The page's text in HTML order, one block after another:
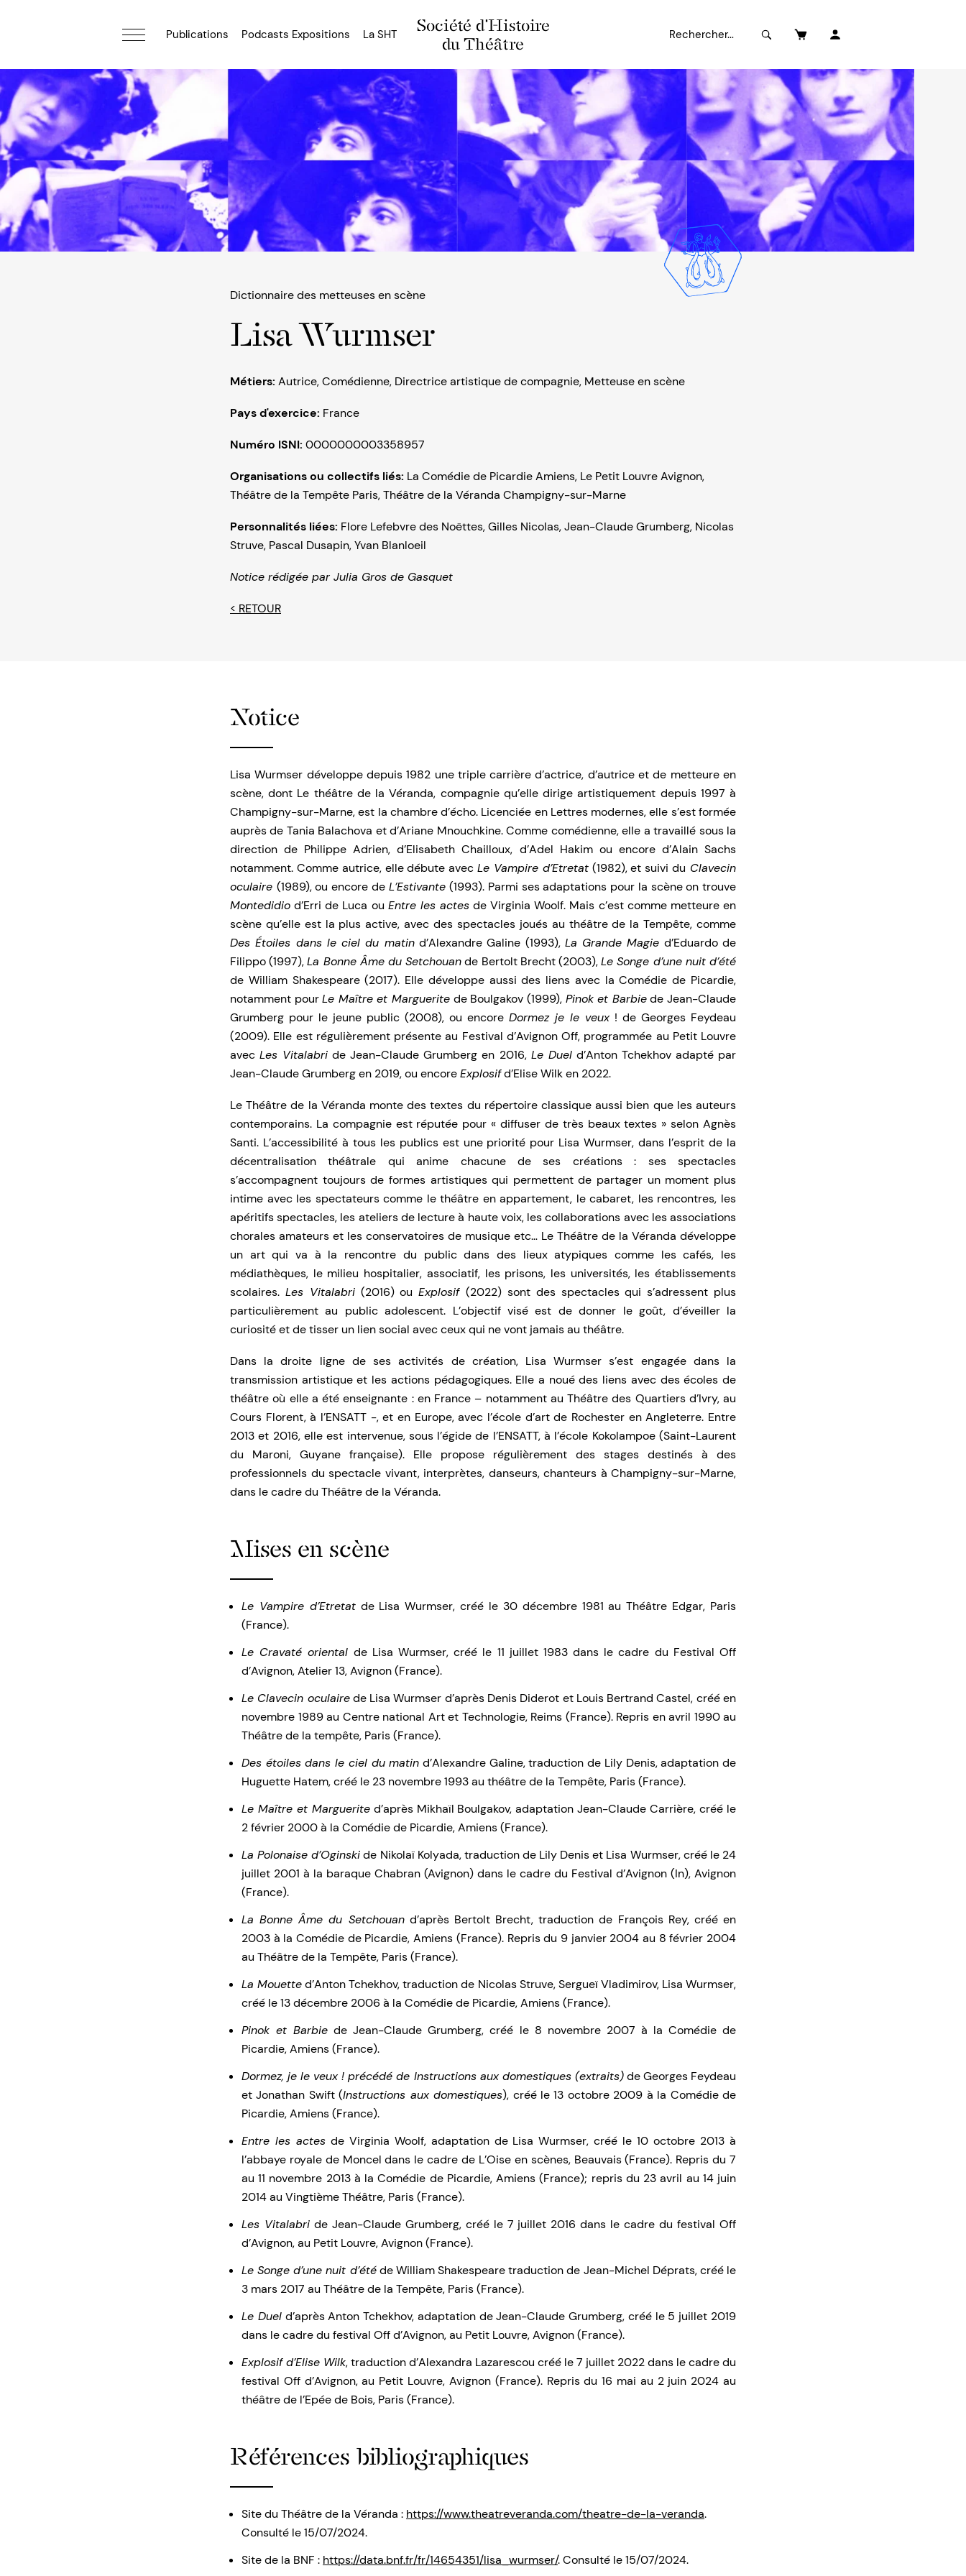
Société d'Histoire
du Théâtre
Publications Podcasts Expositions La SHT
Dictionnaire des metteuses en scène
Lisa Wurmser
Métiers: Autrice,Comédienne, Directrice artistique de compagnie, Metteuse en scène
Pays d'exercice: France
Numéro ISNI: 0000000003358957
Organisations ou collectifs liés: La Comédie de Picardie Amiens, Le Petit Louvre Avignon,
Théâtre de la Tempête Paris,Théâtre de la Véranda Champigny-sur-Marne
Personnalités liées: Flore Lefebvre des Noëttes,Gilles Nicolas,Jean-Claude Grumberg, Nicolas
Struve, Pascal Dusapin,Yvan Blanloeil
Notice rédigée par Julia Gros de Gasquet
< RETOUR
Notice
Lisa Wurmser développe depuis 1982 une triple carrière d’actrice, d’autrice et de metteure en
scène, dont Le théâtre de la Véranda, compagnie qu’elle dirige artistiquement depuis 1997 à
Champigny-sur-Marne, est la chambre d’écho. Licenciée en Lettres modernes, elle s’est formée
auprès de Tania Balachova et d’Ariane Mnouchkine. Comme comédienne, elle a travaillé sous la
direction de Philippe Adrien, d’Elisabeth Chailloux, d’Adel Hakim ou encore d’Alain Sachs
notamment. Comme autrice, elle débute avecLe Vampire d’Etretat(1982), et suivi du Clavecin
oculaire (1989), ou encore de L’Estivante(1993). Parmi ses adaptations pour la scène on trouve
Montedidio d’Erri de Luca ou Entre les actesde Virginia Woolf. Mais c’est comme metteure en
scène qu’elle est la plus active, avec des spectacles joués au théâtre de la Tempête, comme
Des Étoiles dans le ciel du matind’Alexandre Galine (1993), La Grande Magie d’Eduardo de
Filippo (1997),La Bonne Âme du Setchouande Bertolt Brecht (2003),Le Songe d’une nuit d’été
de William Shakespeare (2017). Elle développe aussi des liens avec la Comédie de Picardie,
notamment pourLe Maître et Marguerite de Boulgakov (1999), Pinok et Barbiede Jean-Claude
Grumberg pour le jeune public (2008), ou encore Dormez je le veux ! de Georges Feydeau
(2009). Elle est régulièrement présente au Festival d’Avignon Off, programmée au Petit Louvre
avecLes Vitalabri de Jean-Claude Grumberg en 2016, Le Dueld’Anton Tchekhov adapté par
Jean-Claude Grumberg en 2019, ou encoreExplosifd’Elise Wilk en 2022.
Le Théâtre de la Véranda monte des textes du répertoire classique aussi bien que les auteurs
contemporains. La compagnie est réputée pour « diffuser de très beaux textes » selon Agnès
Santi. L’accessibilité à tous les publics est une priorité pour Lisa Wurmser, dans l’esprit de la
décentralisation théâtrale qui anime chacune de ses créations : ses spectacles
s’accompagnent toujours de formes artistiques qui permettent de partager un moment plus
intime avec les spectateurs comme le théâtre en appartement, le cabaret, les rencontres, les
apéritifs spectacles, les ateliers de lecture à haute voix, les collaborations avec les associations
chorales amateurs et les conservatoires de musique etc… Le Théâtre de la Véranda développe
un art qui va à la rencontre du public dans des lieux atypiques comme les cafés, les
médiathèques, le milieu hospitalier, associatif, les prisons, les universités, les établissements
scolaires. Les Vitalabri(2016) ouExplosif(2022) sont des spectacles qui s’adressent plus
particulièrement au public adolescent. L’objectif visé est de donner le goût, d’éveiller la
curiosité et de tisser un lien social avec ceux qui ne vont jamais au théâtre.
Dans la droite ligne de ses activités de création, Lisa Wurmser s’est engagée dans la
transmission artistique et les actions pédagogiques. Elle a noué des liens avec des écoles de
théâtre où elle a été enseignante : en France – notamment au Théâtre des Quartiers d’Ivry, au
Cours Florent, à l’ENSATT -, et en Europe, avec l’école d’art de Rochester en Angleterre. Entre
2013 et 2016, elle est intervenue, sous l’égide de l’ENSATT, à l’école Kokolampoe (Saint-Laurent
du Maroni, Guyane française). Elle propose régulièrement des stages destinés à des
professionnels du spectacle vivant, interprètes, danseurs, chanteurs à Champigny-sur-Marne,
dans le cadre du Théâtre de la Véranda.
Mises en scène
Le Vampire d’Etretatde Lisa Wurmser, créé le 30 décembre 1981 au Théâtre Edgar, Paris
(France).
Le Cravaté oriental de Lisa Wurmser, créé le 11 juillet 1983 dans le cadre du Festival Off
d’Avignon, Atelier 13, Avignon (France).
Le Clavecin oculairede Lisa Wurmser d’après Denis Diderot et Louis Bertrand Castel, créé en
novembre 1989 au Centre national Art et Technologie, Reims (France). Repris en avril 1990 au
Théâtre de la tempête, Paris (France).
Des étoiles dans le ciel du matin d’Alexandre Galine, traduction de Lily Denis, adaptation de
Huguette Hatem, créé le 23 novembre 1993 au théâtre de la Tempête, Paris (France).
Le Maître et Marguerited’après Mikhaïl Boulgakov, adaptation Jean-Claude Carrière, créé le
2 février 2000 à la Comédie de Picardie, Amiens (France).
La Polonaise d’Oginskide Nikolaï Kolyada, traduction de Lily Denis et Lisa Wurmser, créé le 24
juillet 2001 à la baraque Chabran (Avignon) dans le cadre du Festival d’Avignon (In), Avignon
(France).
La Bonne Âme du Setchouand’après Bertolt Brecht, traduction de François Rey, créé en
2003 à la Comédie de Picardie, Amiens (France). Repris du 9 janvier 2004 au 8 février 2004
au Théâtre de la Tempête, Paris (France).
La Mouetted’Anton Tchekhov, traduction de Nicolas Struve, Sergueï Vladimirov, Lisa Wurmser,
créé le 13 décembre 2006 à la Comédie de Picardie, Amiens (France).
Pinok et Barbie de Jean-Claude Grumberg, créé le 8 novembre 2007 à la Comédie de
Picardie, Amiens (France).
Dormez, je le veux ! précédé de Instructions aux domestiques (extraits)de Georges Feydeau
et Jonathan Swift (Instructions aux domestiques), créé le 13 octobre 2009 à la Comédie de
Picardie, Amiens (France).
Entre les actesde Virginia Woolf, adaptation de Lisa Wurmser, créé le 10 octobre 2013 à
l’abbaye royale de Moncel dans le cadre de L’Oise en scènes, Beauvais (France). Repris du 7
au 11 novembre 2013 à la Comédie de Picardie, Amiens (France); repris du 23 avril au 14 juin
2014 au Vingtième Théâtre, Paris (France).
Les Vitalabride Jean-Claude Grumberg, créé le 7 juillet 2016 dans le cadre du festival Off
d’Avignon, au Petit Louvre, Avignon (France).
Le Songe d’une nuit d’étéde William Shakespeare traduction de Jean-Michel Déprats, créé le
3 mars 2017 au Théâtre de la Tempête, Paris (France).
Le Dueld’après Anton Tchekhov, adaptation de Jean-Claude Grumberg, créé le 5 juillet 2019
dans le cadre du festival Off d’Avignon, au Petit Louvre, Avignon (France).
Explosif d’Elise Wilk, traduction d’Alexandra Lazarescou créé le 7 juillet 2022 dans le cadre du
festival Off d’Avignon, au Petit Louvre, Avignon (France). Repris du 16 mai au 2 juin 2024 au
théâtre de l’Epée de Bois, Paris (France).
Références bibliographiques
Site du Théâtre de la Véranda : https://www.theatreveranda.com/theatre-de-la-veranda.
Consulté le 15/07/2024.
Site de la BNF : https://data.bnf.fr/fr/14654351/lisa_wurmser/. Consulté le 15/07/2024.